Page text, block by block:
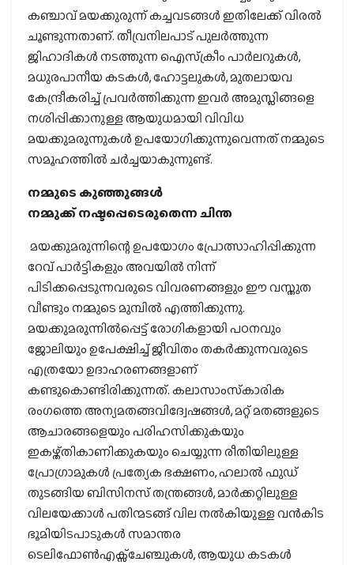
കഞ്ചാവ് മയക്കുരുന്ന് കച്ചവടങ്ങള്‍ ഇതിലേക്ക് വിരല്‍
ചൂണ്ടുന്നതാണ്. തീവ്രനിലപാട് പുലര്‍ത്തുന്ന
ജിഹാദികള്‍ നടത്തുന്ന ഐസ്‌ക്രീം പാര്‍ലറുകള്‍,
മധുരപാനീയ കടകള്‍, ഹോട്ടലുകള്‍, മുതലായവ
കേന്ദ്രീകരിച്ച് പ്രവര്‍ത്തിക്കുന്ന ഇവര്‍ അമുസ്ലിങ്ങളെ
നശിപ്പിക്കാനുള്ള ആയുധമായി വിവിധ
മയക്കുമരുന്നുകള്‍ ഉപയോഗിക്കുന്നുവെന്നത് നമ്മുടെ
സമൂഹത്തില്‍ ചര്‍ച്ചയാകുന്നുണ്ട്.
നമ്മുടെ കുഞ്ഞുങ്ങള്‍
നമ്മുക്ക് നഷ്ടപ്പെടെരുതെന്ന ചിന്ത
മയക്കുമരുന്നിന്റെ ഉപയോഗം പ്രോത്സാഹിപ്പിക്കുന്ന
റേവ് പാര്‍ട്ടികളും അവയില്‍ നിന്ന്
പിടിക്കപ്പെടുന്നവരുടെ വിവരണങ്ങളും ഈ വസ്തുത
വീണ്ടും നമ്മുടെ മുമ്പില്‍ എത്തിക്കുന്നു.
മയക്കുമരുന്നില്‍പ്പെട്ട് രോഗികളായി പഠനവും
ജോലിയും ഉപേക്ഷിച്ച് ജീവിതം തകര്‍ക്കുന്നവരുടെ
എത്രയോ ഉദാഹരണങ്ങളാണ്
കണ്ടുകൊണ്ടിരിക്കുന്നത്. കലാസാംസ്‌കാരിക
രംഗത്തെ അന്യമതങ്ങവിദ്വേഷങ്ങള്‍, മറ്റ് മതങ്ങളുടെ
ആചാരങ്ങളെയും പരിഹസിക്കുകയും
ഇകഴ്ത്തികാണിക്കുകയും ചെയ്യുന്ന രീതിയിലുള്ള
പ്രോഗ്രാമുകള്‍ പ്രത്യേക ഭക്ഷണം, ഹലാല്‍ ഫുഡ്
തുടങ്ങിയ ബിസിനസ് തന്ത്രങ്ങള്‍, മാര്‍ക്കറ്റിലുള്ള
വിലയേക്കാള്‍ പതിന്മടങ്ങ് വില നല്‍കിയുള്ള വന്‍കിട
ഭൂമിയിടപാടുകള്‍ സമാന്തര
ടെലിഫോണ്‍എക്സ്ചേഞ്ചുകള്‍, ആയുധ കടകള്‍